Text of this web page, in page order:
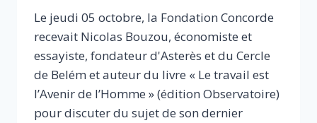
Le jeudi 05 octobre, la Fondation Concorde
recevait Nicolas Bouzou, économiste et
essayiste, fondateur d'Asterès et du Cercle
de Belém et auteur du livre « Le travail est
l’Avenir de l’Homme » (édition Observatoire)
pour discuter du sujet de son dernier